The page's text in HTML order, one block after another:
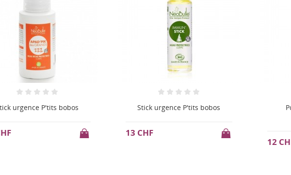
urgence P'tits bobos
Pchitt Apad'pik, spray
11